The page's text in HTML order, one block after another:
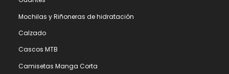
Mochilas y Riñoneras de hidratación
Calzado
Cascos MTB
Camisetas Manga Corta